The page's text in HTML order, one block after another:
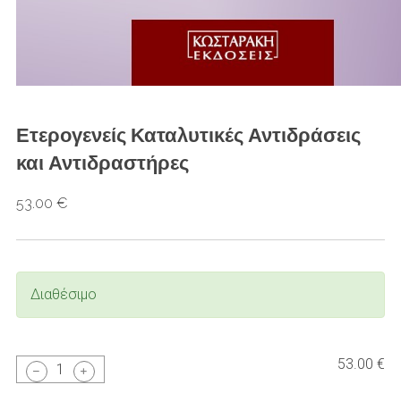
Ετερογενείς Καταλυτικές Αντιδράσεις
και Αντιδραστήρες
53.00 €
Διαθέσιμο
1 53.00 €